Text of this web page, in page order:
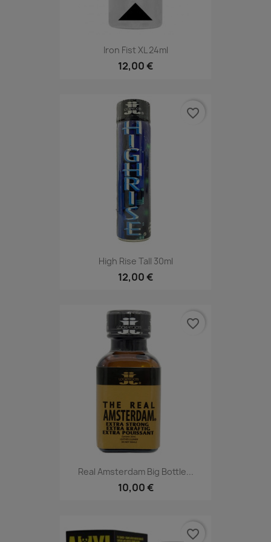
Iron Fist XL 24ml
12,00 €
High Rise Tall 30ml
12,00 €
favorite_border
Real Amsterdam Big Bottle...
10,00 €
favorite_border
favorite_border